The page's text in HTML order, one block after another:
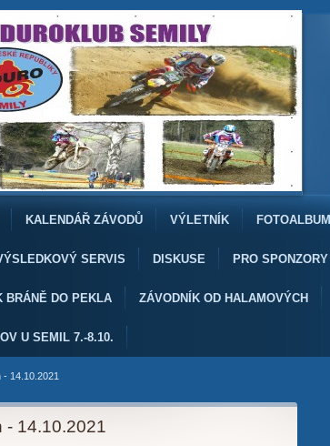
KALENDÁŘ ZÁVODŮ VÝLETNÍK FOTOALBUM
SERVIS DISKUSE PRO SPONZORY
BRÁNĚ DO PEKLA ZÁVODNÍK OD HALAMOVÝCH
U SEMIL 7.-8.10.
14.10.2021
- 14.10.2021